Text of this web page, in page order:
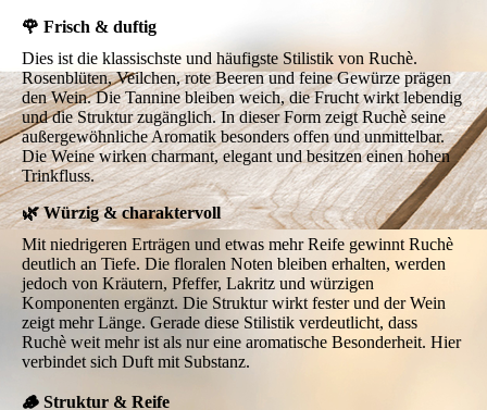
🌹 Frisch & duftig
Dies ist die klassischste und häufigste Stilistik von Ruchè.
Rosenblüten, Veilchen, rote Beeren und feine Gewürze prägen
den Wein. Die Tannine bleiben weich, die Frucht wirkt lebendig
und die Struktur zugänglich. In dieser Form zeigt Ruchè seine
außergewöhnliche Aromatik besonders offen und unmittelbar.
Die Weine wirken charmant, elegant und besitzen einen hohen
Trinkfluss.
🌿 Würzig & charaktervoll
Mit niedrigeren Erträgen und etwas mehr Reife gewinnt Ruchè
deutlich an Tiefe. Die floralen Noten bleiben erhalten, werden
jedoch von Kräutern, Pfeffer, Lakritz und würzigen
Komponenten ergänzt. Die Struktur wirkt fester und der Wein
zeigt mehr Länge. Gerade diese Stilistik verdeutlicht, dass
Ruchè weit mehr ist als nur eine aromatische Besonderheit. Hier
verbindet sich Duft mit Substanz.
🪵 Struktur & Reife